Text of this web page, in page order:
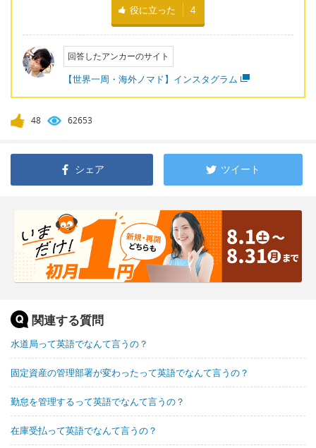
役に立った 4
回答したアンカーのサイト
【世界一周・海外ノマド】インスタグラム
48 62653
シェア ツイート
関連する質問
水道局って英語でなんて言うの？
固定資産の管理部署が変わったって英語でなんて言うの？
勤怠を管理するって英語でなんて言うの？
在庫受払って英語でなんて言うの？